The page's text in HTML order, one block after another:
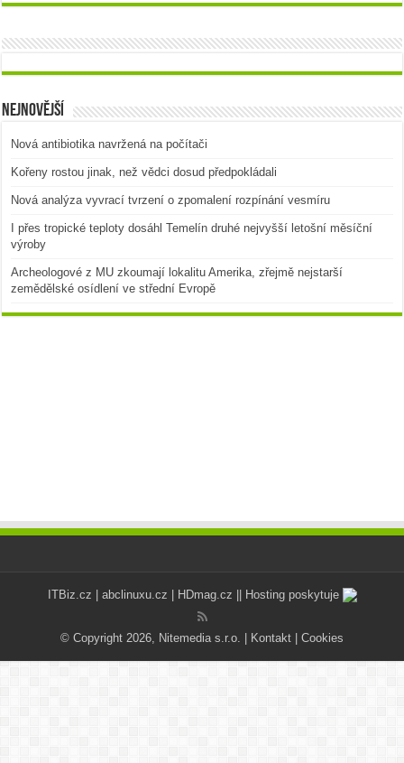
Nejnovější
Nová antibiotika navržená na počítači
Kořeny rostou jinak, než vědci dosud předpokládali
Nová analýza vyvrací tvrzení o zpomalení rozpínání vesmíru
I přes tropické teploty dosáhl Temelín druhé nejvyšší letošní měsíční
výroby
Archeologové z MU zkoumají lokalitu Amerika, zřejmě nejstarší
zemědělské osídlení ve střední Evropě
ITBiz.cz abclinuxu.cz HDmag.cz || Hosting poskytuje
© Copyright 2026, Nitemedia s.r.o. | Kontakt Cookies